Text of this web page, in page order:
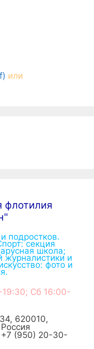
или
флотилия
подростков.
секция
школа;
журналистики и
фото и
19:30; Сб 16:00-
, 620010,
Россия
+7 (950) 20-30-